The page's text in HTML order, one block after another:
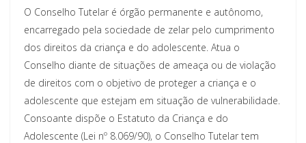
O Conselho Tutelar é órgão permanente e autônomo,
encarregado pela sociedade de zelar pelo cumprimento
dos direitos da criança e do adolescente. Atua o
Conselho diante de situações de ameaça ou de violação
de direitos com o objetivo de proteger a criança e o
adolescente que estejam em situação de vulnerabilidade.
Consoante dispõe o Estatuto da Criança e do
Adolescente (Lei nº 8.069/90), o Conselho Tutelar tem